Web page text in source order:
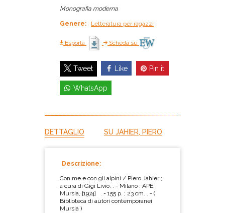
Monografia moderna
Genere: Letteratura per ragazzi
Esporta Scheda su
Tweet Like Pin it
WhatsApp
DETTAGLIO SU JAHIER, PIERO
Descrizione:
Con me e con gli alpini / Piero Jahier ;
a cura di Gigi Livio. . - Milano : APE
Mursia, [1974] . - 155 p. ; 23 cm. . - (
Biblioteca di autori contemporanei
Mursia )